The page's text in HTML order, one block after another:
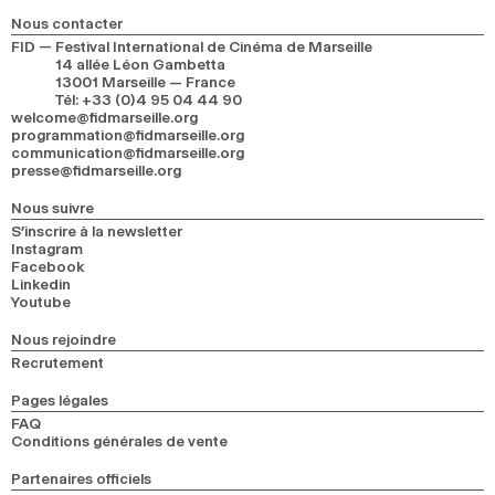
2024
RECHERCHE
Nous contacter
FID — Festival International de Cinéma de Marseille
14 allée Léon Gambetta
13001 Marseille — France
Tél: +33 (0)4 95 04 44 90
welcome@fidmarseille.org
programmation@fidmarseille.org
communication@fidmarseille.org
presse@fidmarseille.org
Nous suivre
S’inscrire à la newsletter
Instagram
Facebook
Linkedin
Youtube
Nous rejoindre
Recrutement
Pages légales
FAQ
Conditions générales de vente
Partenaires officiels